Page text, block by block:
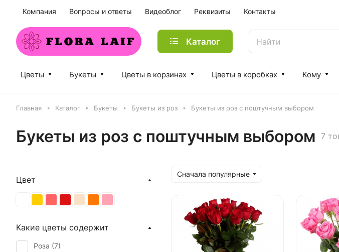
Компания Вопросы и ответы Видеоблог Реквизиты Контакты
Каталог
Цветы Букеты Цветы в корзинах Цветы в коробках Кому
Главная Каталог Букеты Букеты из роз Букеты из роз с поштучным выбором
Букеты из роз с поштучным выбором 7
Сначала популярные
Цвет
Какие цветы содержит
Роза (7)